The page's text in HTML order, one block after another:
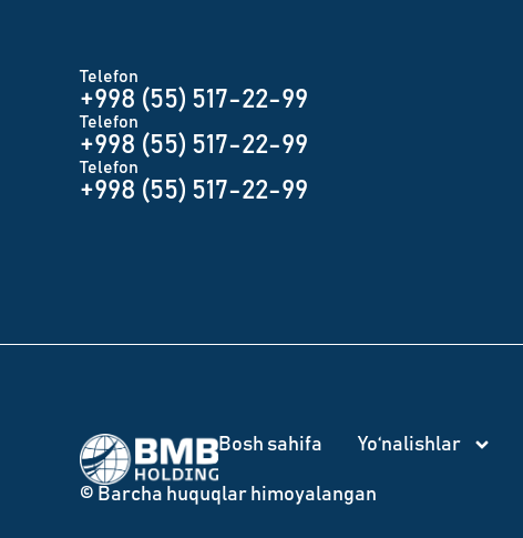
Telefon
+998 (55) 517-22-99
Telefon
+998 (55) 517-22-99
Telefon
+998 (55) 517-22-99
Bosh sahifa Yo‘nalishlar
© Barcha huquqlar himoyalangan